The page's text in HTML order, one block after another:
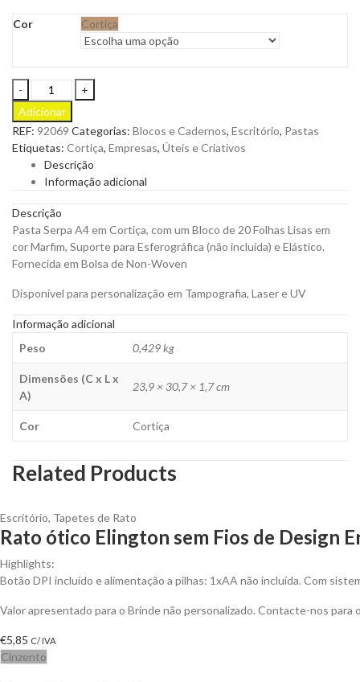
Cor Cortiça
Pasta
Serpa
A4
em
Cortiça
para
Personalizar
Adicionar
REF: 92069 Categorias: Blocos e Cadernos, Escritório, Pastas
Etiquetas: Cortiça, Empresas, Úteis e Criativos
Descrição
Informação adicional
Descrição
Pasta Serpa A4 em Cortiça, com um Bloco de 20 Folhas Lisas em
cor Marfim, Suporte para Esferográfica (não incluída) e Elástico.
Fornecida em Bolsa de Non-Woven
Disponível para personalização em Tampografia, Laser e UV
Informação adicional
Peso
0,429 kg
Dimensões (C x L x
A)
23,9 × 30,7 × 1,7 cm
Cor Cortiça
Related Products
Escritório, Tapetes de Rato
Rato ótico Elington sem Fios de Design
Highlights:
Botão DPI incluído e alimentação a pilhas: 1xAA não incluída. Com
Valor apresentado para o Brinde não personalizado. Contacte-nos
€5,85 C/ IVA
Cinzento